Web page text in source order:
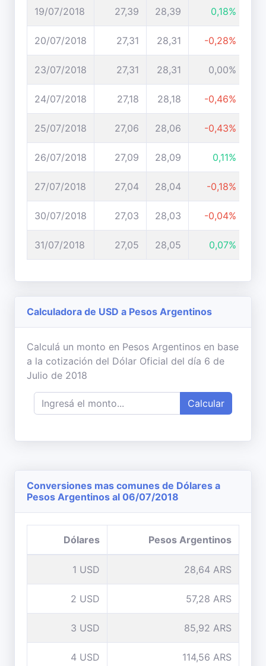
19/07/2018 27,39 28,39 0,18%
20/07/2018 27,31 28,31 -0,28%
23/07/2018 27,31 28,31 0,00%
24/07/2018 27,18 28,18 -0,46%
25/07/2018 27,06 28,06 -0,43%
26/07/2018 27,09 28,09 0,11%
27/07/2018 27,04 28,04 -0,18%
30/07/2018 27,03 28,03 -0,04%
31/07/2018 27,05 28,05 0,07%
Calculadora de USD a Pesos Argentinos
Calculá un monto en Pesos Argentinos en base
a la cotización del Dólar Oficial del día 6 de
Julio de 2018
Calcular
Conversiones mas comunes de Dólares a
Pesos Argentinos al 06/07/2018
Dólares Pesos Argentinos
1 USD 28,64 ARS
2 USD 57,28 ARS
3 USD 85,92 ARS
4 USD 114,56 ARS